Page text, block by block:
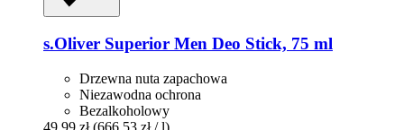
s.Oliver Superior Men Deo Stick, 75 ml
Drzewna nuta zapachowa
Niezawodna ochrona
Bezalkoholowy
49,99 zł (666,53 zł / l)